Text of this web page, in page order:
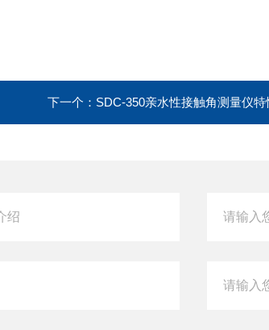
下一个： SDC-350亲水性接触角测量仪特